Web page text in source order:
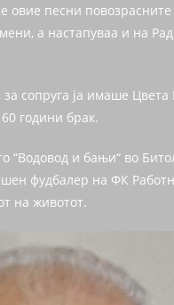
овие песни
а настапуваа и на
сопруга ја имаше Цвета
години брак.
и бањи“ во
фудбалер на ФК
на животот.